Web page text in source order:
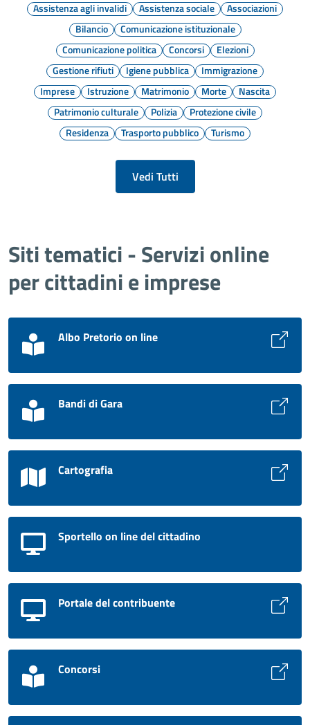
Assistenza agli invalidi
Assistenza sociale
Associazioni
Bilancio
Comunicazione istituzionale
Comunicazione politica
Concorsi
Elezioni
Gestione rifiuti
Igiene pubblica
Immigrazione
Imprese
Istruzione Matrimonio Morte
Nascita
Patrimonio culturale
Polizia
Protezione civile
Residenza
Trasporto pubblico Turismo
Vedi Tutti
Siti tematici - Servizi online
per cittadini e imprese
Albo Pretorio on line
Bandi di Gara
Cartografia
Sportello on line del cittadino
Portale del contribuente
Concorsi